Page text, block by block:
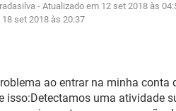
- Atualizado em 12 set 2018 às
18 set 2018 às 20:37
ao entrar na minha conta
isso:Detectamos uma atividade